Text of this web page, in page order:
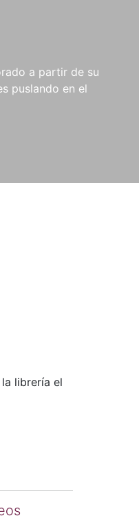
a partir de su
puslando en el
librería el